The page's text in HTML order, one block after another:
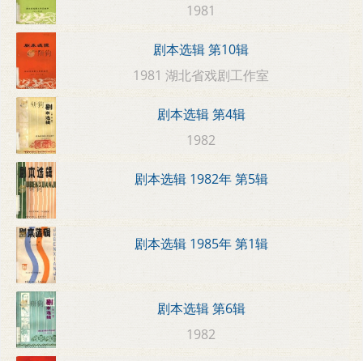
1981
剧本选辑 第10辑
1981 湖北省戏剧工作室
剧本选辑 第4辑
1982
剧本选辑 1982年 第5辑
剧本选辑 1985年 第1辑
剧本选辑 第6辑
1982